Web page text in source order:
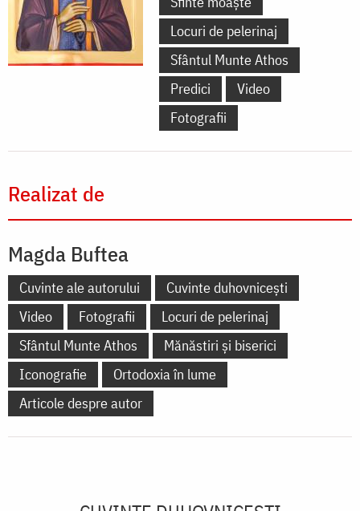
Locuri de pelerinaj
Sfântul Munte Athos
Predici
Video
Fotografii
Realizat de
Magda Buftea
Cuvinte ale autorului
Cuvinte duhovnicești
Video
Fotografii
Locuri de pelerinaj
Sfântul Munte Athos
Mănăstiri și biserici
Iconografie
Ortodoxia în lume
Articole despre autor